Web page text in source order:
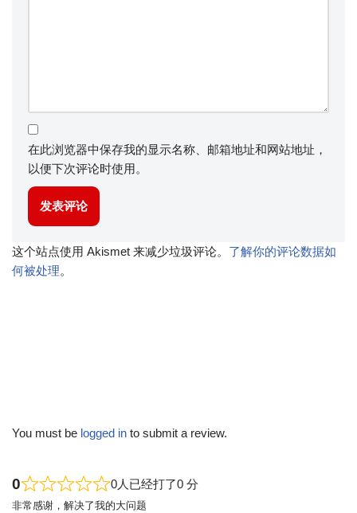
在此浏览器中保存我的显示名称、邮箱地址和网站地址，
以便下次评论时使用。
这个站点使用 Akismet 来减少垃圾评论。 了解你的评论数据如
何被处理。
You must be logged in to submit a review.
0 0人已经打了0 分
非常感谢，解决了我的大问题